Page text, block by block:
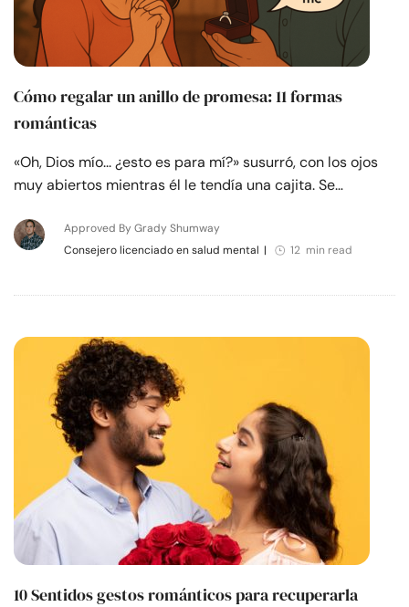
Cómo regalar un anillo de promesa: 11 formas
románticas
«Oh, Dios mío... ¿esto es para mí?» susurró, con los ojos
muy abiertos mientras él le tendía una cajita. Se…
Approved By Grady Shumway
Consejero licenciado en salud mental | 12 min read
10 Sentidos gestos románticos para recuperarla